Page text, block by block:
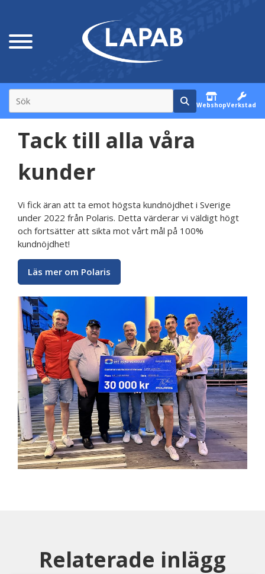
WebshopVerkstad
Tack till alla våra
kunder
Vi fick äran att ta emot högsta kundnöjdhet i Sverige
under 2022 från Polaris. Detta värderar vi väldigt högt
och fortsätter att sikta mot vårt mål på 100%
kundnöjdhet!
Läs mer om Polaris
Relaterade inlägg